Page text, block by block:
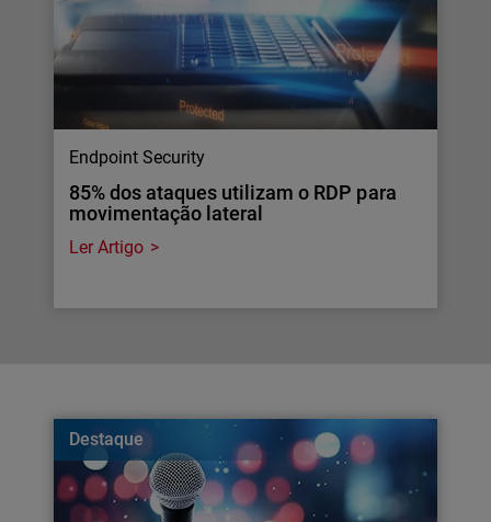
Endpoint Security
85% dos ataques utilizam o RDP para
movimentação lateral
Ler Artigo
Destaque